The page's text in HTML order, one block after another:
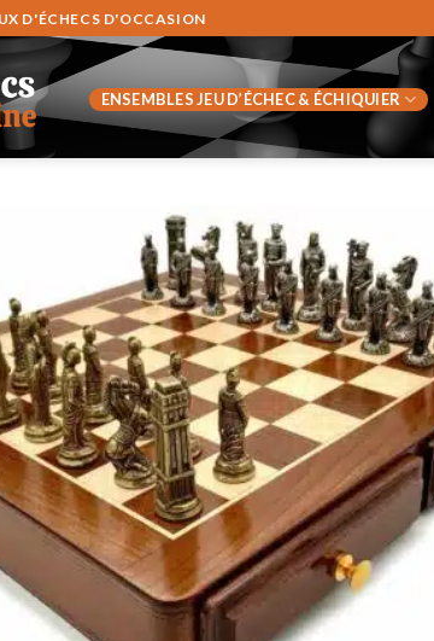
D'ÉCHECS D'OCCASION
ENSEMBLES JEU D’ÉCHEC & ÉCHIQUIER